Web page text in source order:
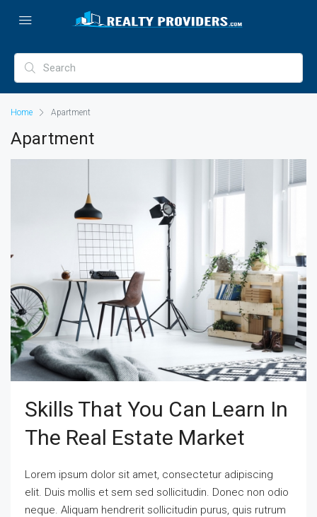
Home Apartment
Apartment
Skills That You Can Learn In
The Real Estate Market
Lorem ipsum dolor sit amet, consectetur adipiscing
elit. Duis mollis et sem sed sollicitudin. Donec non odio
neque. Aliquam hendrerit sollicitudin purus, quis rutrum